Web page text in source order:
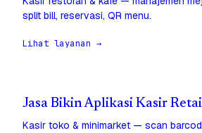
split bill, reservasi, QR menu.
Lihat layanan →
Jasa Bikin Aplikasi Kasir
Kasir toko & minimarket — scan